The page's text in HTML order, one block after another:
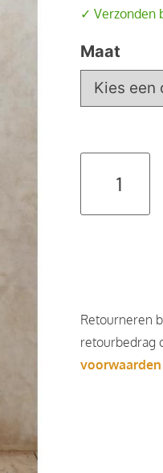
✓ Verzonden
Maat
Retourneren
retourbedrag
voorwaarden